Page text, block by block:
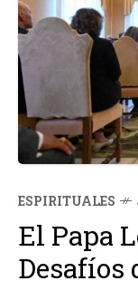
ESPIRITUALES
El Papa
Desafíos